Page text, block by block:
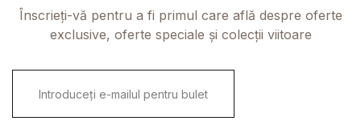
Înscrieți-vă pentru a fi primul care află despre oferte
exclusive, oferte speciale și colecții viitoare
i